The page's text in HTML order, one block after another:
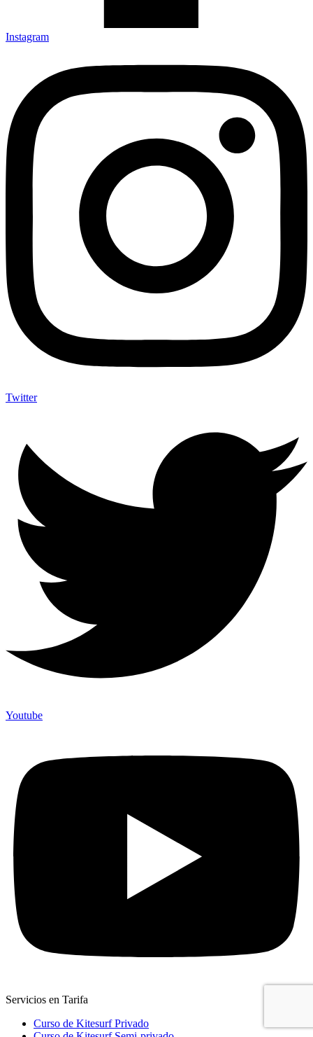
Instagram
Twitter
Youtube
Servicios en Tarifa
Curso de Kitesurf Privado